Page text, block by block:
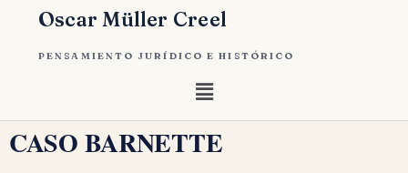
Oscar Müller Creel
PENSAMIENTO JURÍDICO E HISTÓRICO
CASO BARNETTE